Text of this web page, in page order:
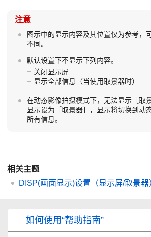
注意
图示中的显示内容及其位置仅为参考，
不同。
默认设置下不显示下列内容。
关闭显示屏
显示全部信息 （当使用取景器时）
在动态影像拍摄模式下，无法显示［取
显示设为 ［取景器］
，显示将切换到动
所有信息。
相关主题
DISP(画面显示)设置 （显示屏/取景器
如何使用“帮助指南”